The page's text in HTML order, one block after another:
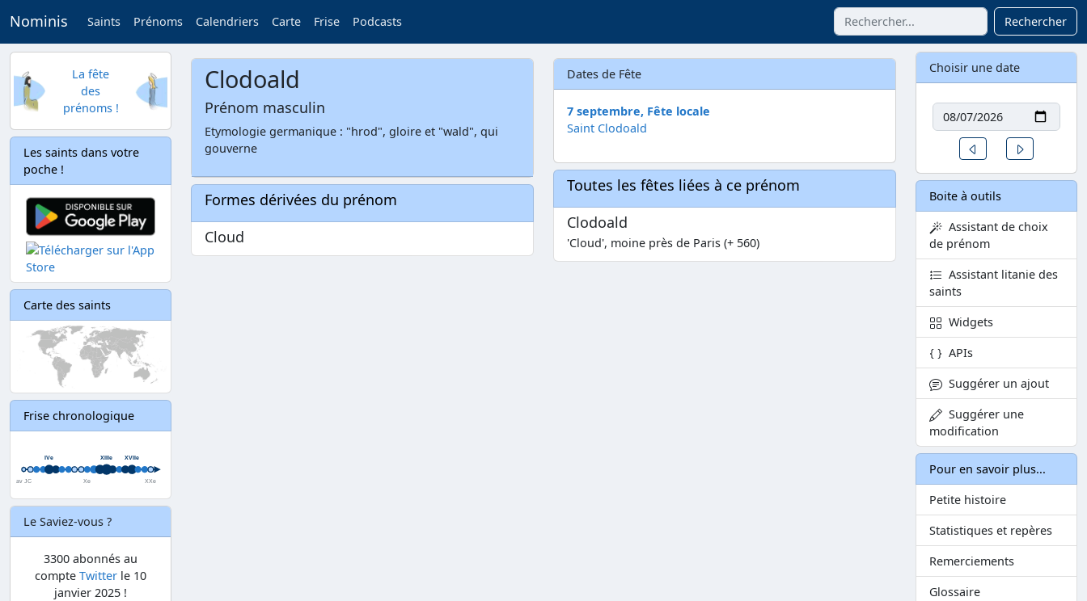
Nominis Saints Prénoms Calendriers Carte Frise Podcasts Rechercher
La fête
des
prénoms !
Les saints dans votre
poche !
Carte des saints
Frise chronologique
Le Saviez-vous ?
3300 abonnés au
compte Twitter le 10
janvier 2025 !
Clodoald
Prénom masculin
Etymologie germanique : "hrod", gloire et "wald", qui
gouverne
Formes dérivées du prénom
Cloud
Dates de Fête
7 septembre, Fête locale
Saint Clodoald
Toutes les fêtes liées à ce prénom
Clodoald
'Cloud', moine près de Paris (+ 560)
Choisir une date
Date
Un jour avant
Boite à outils
Assistant de choix
de prénom
Assistant litanie des
saints
Widgets
APIs
Suggérer un ajout
Suggérer une
modification
Pour en savoir plus...
Petite histoire
Statistiques et repères
Remerciements
Glossaire